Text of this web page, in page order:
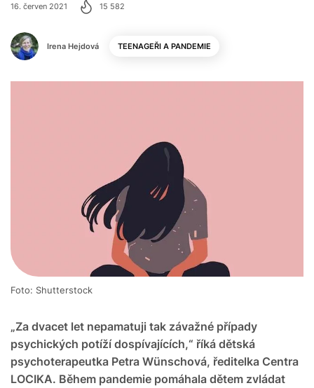
Irena Hejdová
16. červen 2021 15 582
TEENAGEŘI A PANDEMIE
„Za dvacet let nepamatuji tak závažné případy
psychických potíží dospívajících,“ říká dětská
psychoterapeutka Petra Wünschová, ředitelka Centra
LOCIKA. Během pandemie pomáhala dětem zvládat
Foto: Shutterstock